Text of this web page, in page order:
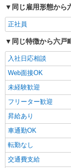
同じ雇用形態から
正社員
同じ特徴から六戸
入社日応相談
Web面接OK
未経験歓迎
フリーター歓迎
昇給あり
車通勤OK
転勤なし
交通費支給